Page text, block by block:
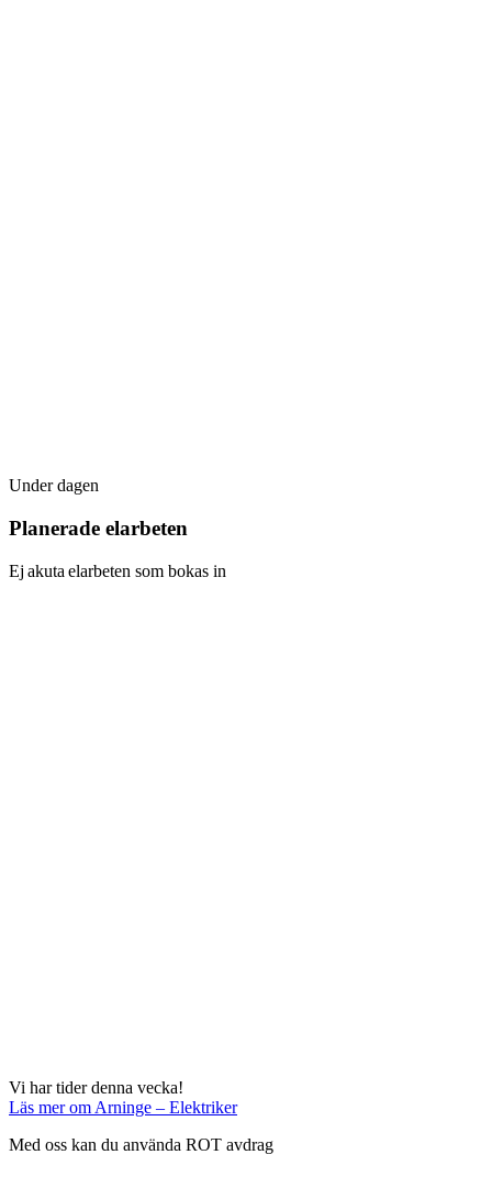
Under dagen
Planerade elarbeten
Ej akuta elarbeten som bokas in
Vi har tider denna vecka!
Läs merom Arninge – Elektriker
Med oss kan du använda ROT avdrag